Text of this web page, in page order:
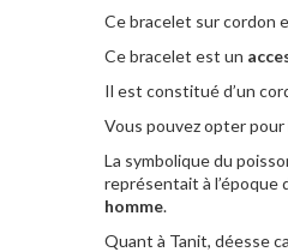
Ce bracelet sur cordon
Ce bracelet est un
Il est constitué d’un
Vous pouvez opter
La symbolique du
représentait à l’époque
homme.
Quant à Tanit, déesse